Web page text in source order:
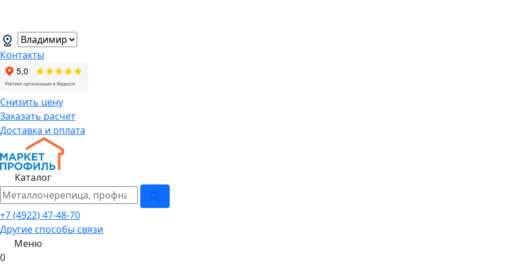
Контакты
Снизить цену
Заказать расчет
Доставка и оплата
Каталог
+7 (4922) 47-48-70
Другие способы связи
Меню
0